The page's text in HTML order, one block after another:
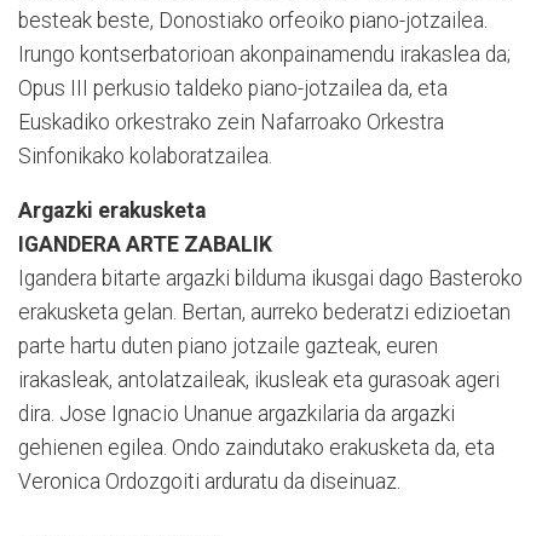
besteak beste, Donostiako orfeoiko piano-jotzailea.
Irungo kontserbatorioan akonpainamendu irakaslea da;
Opus III perkusio taldeko piano-jotzailea da, eta
Euskadiko orkestrako zein Nafarroako Orkestra
Sinfonikako kolaboratzailea.
Argazki erakusketa
IGANDERA ARTE ZABALIK
Igandera bitarte argazki bilduma ikusgai dago Basteroko
erakusketa gelan. Bertan, aurreko bederatzi edizioetan
parte hartu duten piano jotzaile gazteak, euren
irakasleak, antolatzaileak, ikusleak eta gurasoak ageri
dira. Jose Ignacio Unanue argazkilaria da argazki
gehienen egilea. Ondo zaindutako erakusketa da, eta
Veronica Ordozgoiti arduratu da diseinuaz.